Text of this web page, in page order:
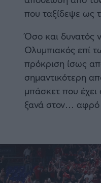
που ταξίδεψε ως
Όσο και δυνατός
Ολυμπιακός επί
πρόκριση ίσως
σημαντικότερη
μπάσκετ που
ξανά στον… αφρό